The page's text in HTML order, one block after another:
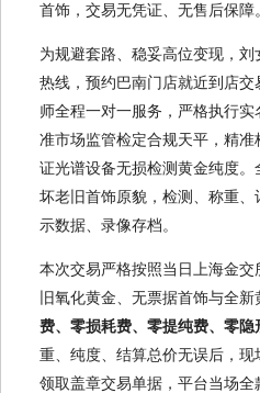
首饰，交易无凭证、无售后保障
为规避套路、稳妥高位变现，
热线，预约巴南门店就近到店
师全程一对一服务，严格执行
准市场监管检定合规天平，精
证光谱设备无损检测黄金纯度
坏老旧首饰原貌，检测、称重
示数据、录像存档。
本次交易严格按照当日上海金
旧氧化黄金、无票据首饰与全新
费、零损耗费、零提纯费、零隐
重、纯度、结算总价无误后，现
领取盖章交易单据，平台当场